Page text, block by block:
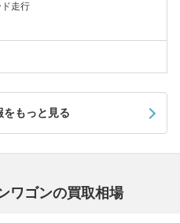
走行
をもっと見る
ワゴンの買取相場